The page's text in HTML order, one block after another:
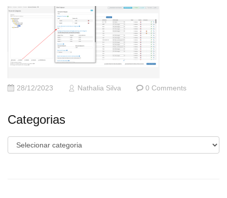
28/12/2023 Nathalia Silva 0 Comments
Categorias
Categorias